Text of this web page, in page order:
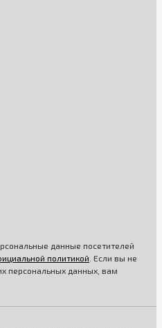
данные посетителей
политикой . Если вы не
персональных данных, вам